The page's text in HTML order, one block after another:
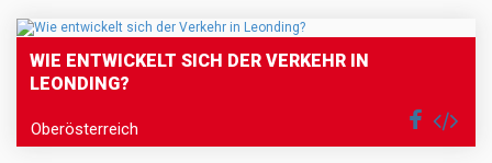
WIE ENTWICKELT SICH DER VERKEHR IN
LEONDING?
Oberösterreich